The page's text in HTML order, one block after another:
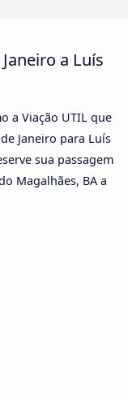
a Luís
a Viação UTIL que
Janeiro para Luís
sua passagem
Magalhães, BA a